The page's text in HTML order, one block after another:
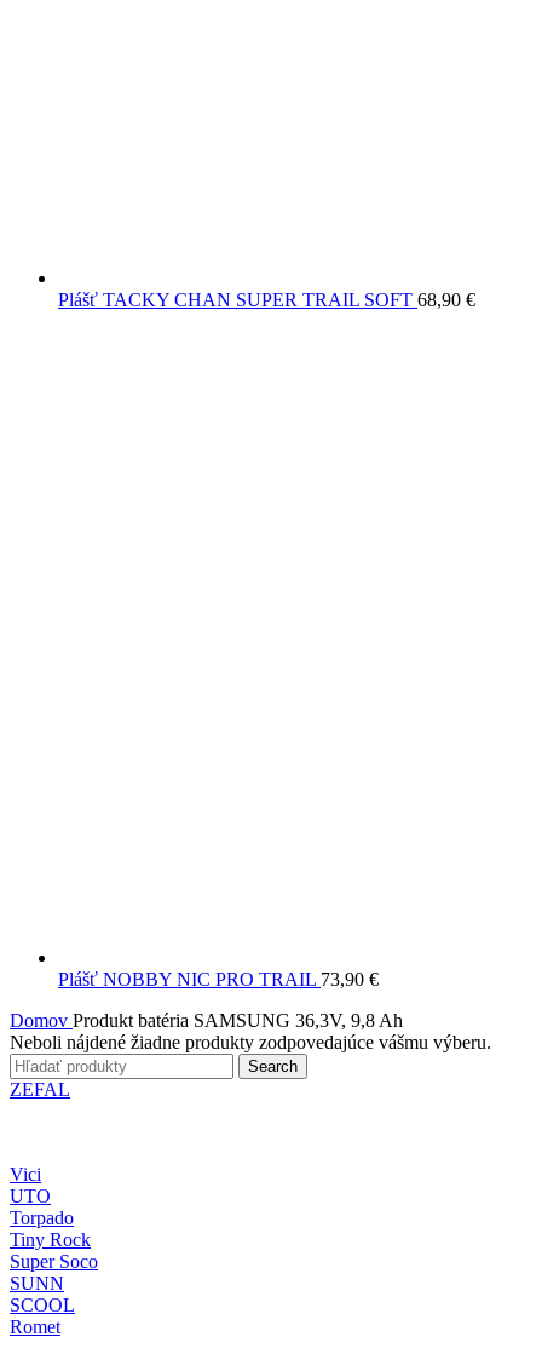
Plášť TACKY CHAN SUPER TRAIL SOFT 68,90 €
Plášť NOBBY NIC PRO TRAIL 73,90 €
Domov Produkt batéria SAMSUNG 36,3V, 9,8 Ah
Neboli nájdené žiadne produkty zodpovedajúce vášmu výberu.
Search
ZEFAL
Vici
UTO
Torpado
Tiny Rock
Super Soco
SUNN
SCOOL
Romet